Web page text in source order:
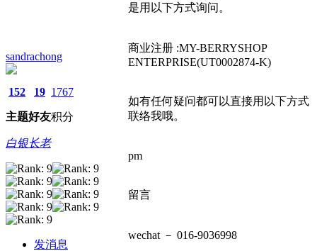
sandrachong
152
主题
19
好友
1767
积分
白银长老
发消息
是用以下方式询问。
商业注册 :MY-BERRYSHOP
ENTERPRISE(UT0002874-K)
如有任何疑问都可以直接用以下方式
联络我哦。
pm
留言
wechat － 016-9036998